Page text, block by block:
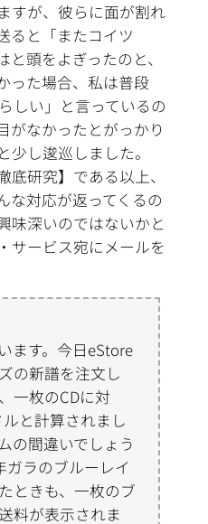
すが、彼らに面が割れ
ると「またコイツ
頭をよぎったのと、
った場合、私は普段
しい」と言っているの
がなかったとがっかり
し逡巡しました。
研究】である以上、
な対応が返ってくるの
味深いのではないかと
サービス宛にメールを
ます。今日eStore
の新譜を注文し
一枚のCDに対
と計算されまし
の間違いでしょう
ガラのブルーレイ
ときも、一枚のブ
料が表示されま